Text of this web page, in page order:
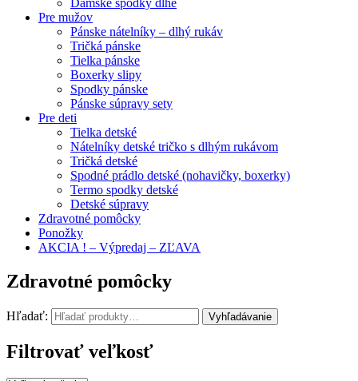
Pre mužov
Pánske nátelníky – dlhý rukáv
Tričká pánske
Tielka pánske
Boxerky slipy
Spodky pánske
Pánske súpravy sety
Pre deti
Tielka detské
Nátelníky detské tričko s dlhým rukávom
Tričká detské
Spodné prádlo detské (nohavičky, boxerky)
Termo spodky detské
Detské súpravy
Zdravotné pomôcky
Ponožky
AKCIA ! – Výpredaj – ZĽAVA
Zdravotné pomôcky
Hľadať: Vyhľadávanie
Filtrovať veľkosť